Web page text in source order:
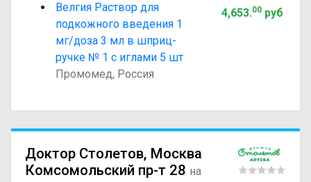
Велгия Раствор для
подкожного введения 1
мг/доза 3 мл в шприц-
ручке № 1 с иглами 5 шт
Промомед, Россия
4,653.00руб
Доктор Столетов, Москва
Комсомольский пр-т 28 на